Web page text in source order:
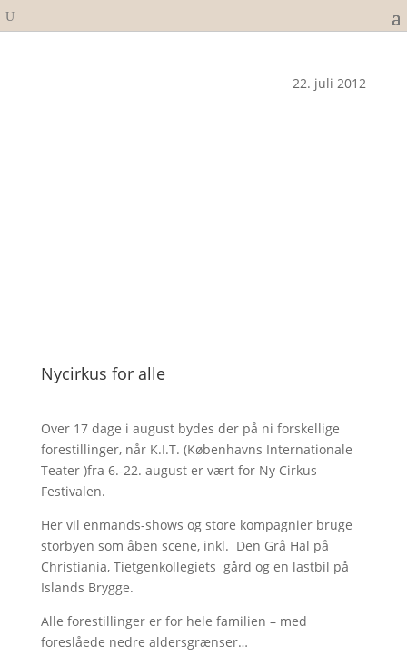
22. juli 2012
Nycirkus for alle
Over 17 dage i august bydes der på ni forskellige
forestillinger, når K.I.T. (Københavns Internationale
Teater )fra 6.-22. august er vært for Ny Cirkus
Festivalen.
Her vil enmands-shows og store kompagnier bruge
storbyen som åben scene, inkl. Den Grå Hal på
Christiania, Tietgenkollegiets gård og en lastbil på
Islands Brygge.
Alle forestillinger er for hele familien – med
foreslåede nedre aldersgrænser…